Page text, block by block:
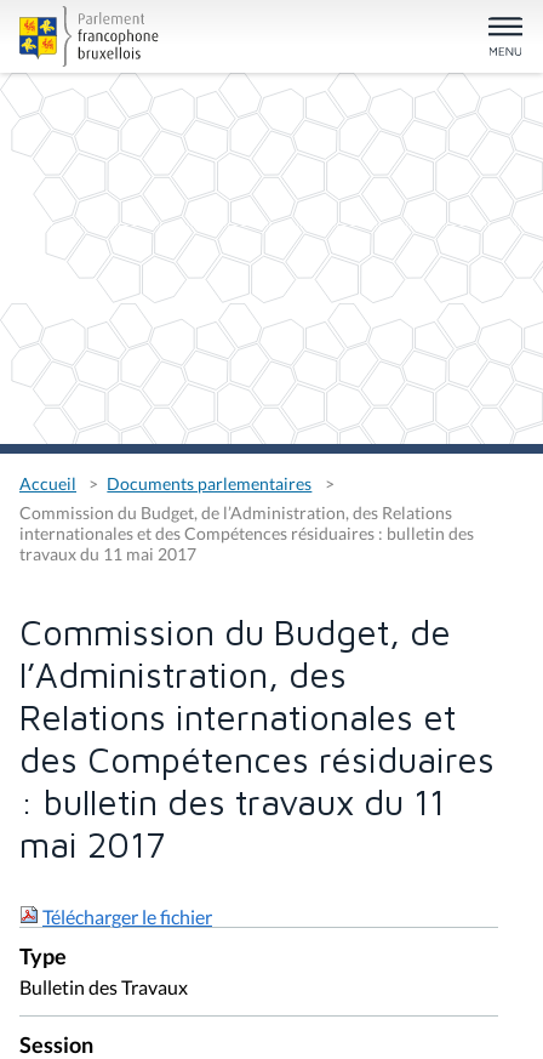
Accueil
Documents parlementaires
Commission du Budget, de l’Administration, des Relations
internationales et des Compétences résiduaires : bulletin des
travaux du 11 mai 2017
Commission du Budget, de
l’Administration, des
Relations internationales et
des Compétences résiduaires
: bulletin des travaux du 11
mai 2017
Télécharger le fichier
Type
Bulletin des Travaux
Session